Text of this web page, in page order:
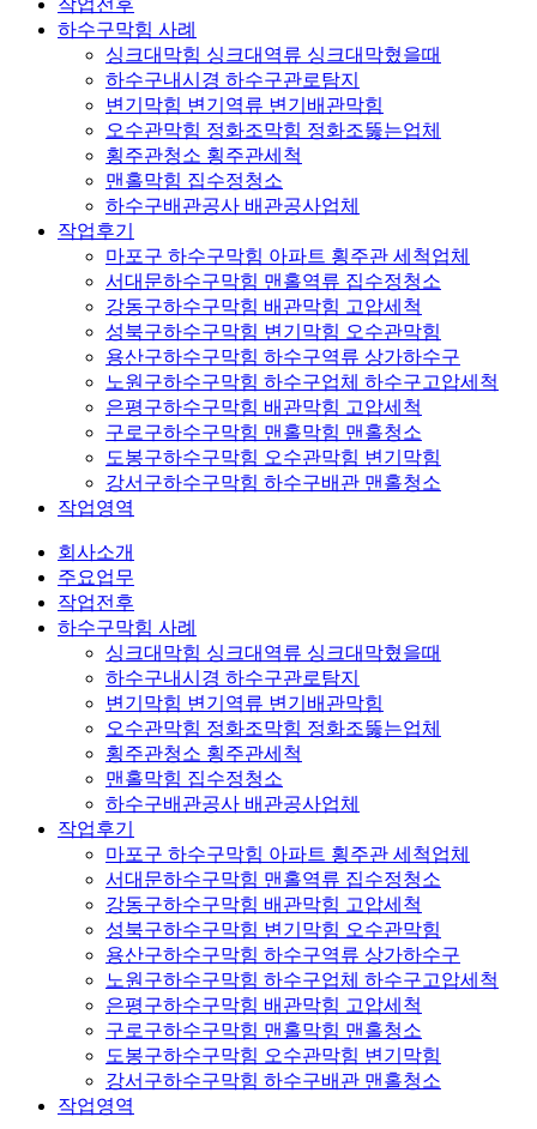
작업전후
하수구막힘 사례
싱크대막힘 싱크대역류 싱크대막혔을때
하수구내시경 하수구관로탐지
변기막힘 변기역류 변기배관막힘
오수관막힘 정화조막힘 정화조뚫는업체
횡주관청소 횡주관세척
맨홀막힘 집수정청소
하수구배관공사 배관공사업체
작업후기
마포구 하수구막힘 아파트 횡주관 세척업체
서대문하수구막힘 맨홀역류 집수정청소
강동구하수구막힘 배관막힘 고압세척
성북구하수구막힘 변기막힘 오수관막힘
용산구하수구막힘 하수구역류 상가하수구
노원구하수구막힘 하수구업체 하수구고압세척
은평구하수구막힘 배관막힘 고압세척
구로구하수구막힘 맨홀막힘 맨홀청소
도봉구하수구막힘 오수관막힘 변기막힘
강서구하수구막힘 하수구배관 맨홀청소
작업영역
회사소개
주요업무
작업전후
하수구막힘 사례
싱크대막힘 싱크대역류 싱크대막혔을때
하수구내시경 하수구관로탐지
변기막힘 변기역류 변기배관막힘
오수관막힘 정화조막힘 정화조뚫는업체
횡주관청소 횡주관세척
맨홀막힘 집수정청소
하수구배관공사 배관공사업체
작업후기
마포구 하수구막힘 아파트 횡주관 세척업체
서대문하수구막힘 맨홀역류 집수정청소
강동구하수구막힘 배관막힘 고압세척
성북구하수구막힘 변기막힘 오수관막힘
용산구하수구막힘 하수구역류 상가하수구
노원구하수구막힘 하수구업체 하수구고압세척
은평구하수구막힘 배관막힘 고압세척
구로구하수구막힘 맨홀막힘 맨홀청소
도봉구하수구막힘 오수관막힘 변기막힘
강서구하수구막힘 하수구배관 맨홀청소
작업영역